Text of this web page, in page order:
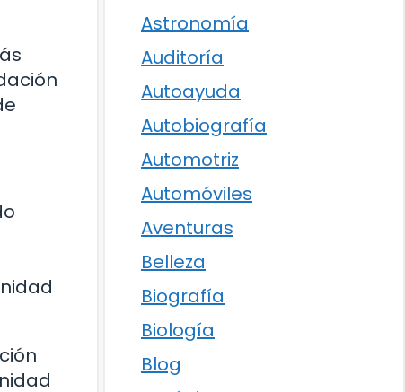
Astronomía
Auditoría
Autoayuda
Autobiografía
Automotriz
Automóviles
Aventuras
Belleza
Biografía
Biología
Blog